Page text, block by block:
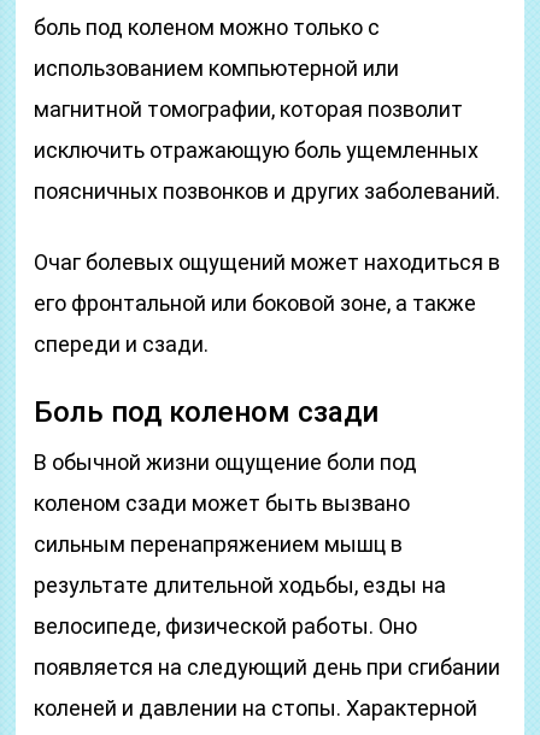
боль под коленом можно только с
использованием компьютерной или
магнитной томографии, которая позволит
исключить отражающую боль ущемленных
поясничных позвонков и других заболеваний.
Очаг болевых ощущений может находиться в
его фронтальной или боковой зоне, а также
спереди и сзади.
Боль под коленом сзади
В обычной жизни ощущение боли под
коленом сзади может быть вызвано
сильным перенапряжением мышц в
результате длительной ходьбы, езды на
велосипеде, физической работы. Оно
появляется на следующий день при сгибании
коленей и давлении на стопы. Характерной